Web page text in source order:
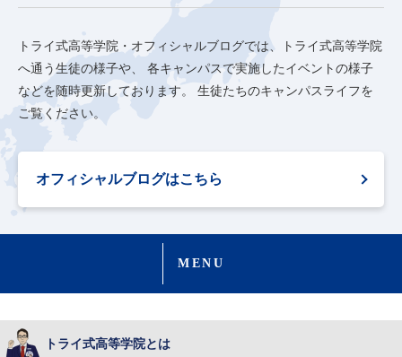
トライ式高等学院・オフィシャルブログでは、トライ式高等学院
へ通う生徒の様子や、
各キャンパスで実施したイベントの様子
などを随時更新しております。
生徒たちのキャンパスライフを
ご覧ください。
オフィシャルブログはこちら
MENU
トライ式高等学院とは